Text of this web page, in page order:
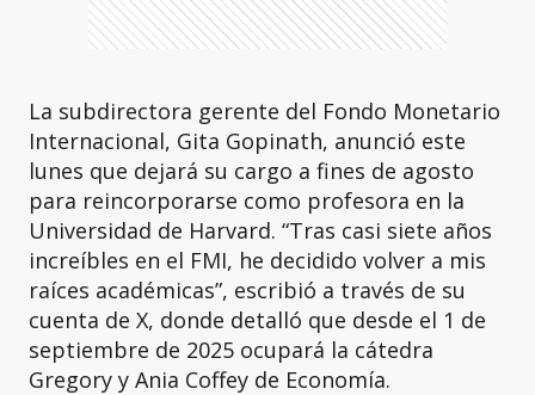
La subdirectora gerente del Fondo Monetario
Internacional, Gita Gopinath, anunció este
lunes que dejará su cargo a fines de agosto
para reincorporarse como profesora en la
Universidad de Harvard. “Tras casi siete años
increíbles en el FMI, he decidido volver a mis
raíces académicas”, escribió a través de su
cuenta de X, donde detalló que desde el 1 de
septiembre de 2025 ocupará la cátedra
Gregory y Ania Coffey de Economía.